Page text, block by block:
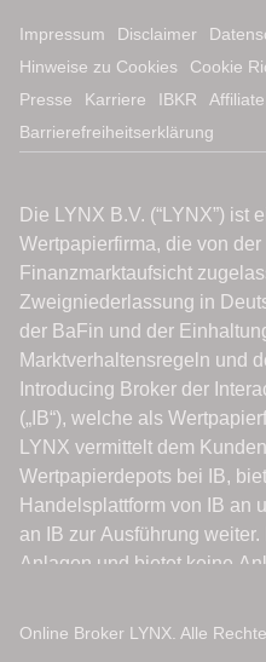
Impressum Disclaimer
Hinweise zu Cookies
Cookie
Presse
Karriere IBKR
Barrierefreiheitserklärung
Online Broker LYNX. Alle